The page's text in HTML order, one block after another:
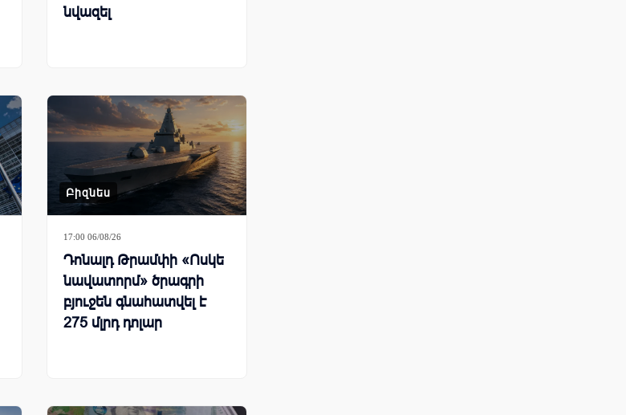
նվազել
Բիզնես
17:00 06/08/26
Դոնալդ Թրամփի «Ոսկե
նավատորմ» ծրագրի
բյուջեն գնահատվել է
275 մլրդ դոլար